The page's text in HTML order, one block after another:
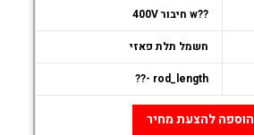
??w חיבור 400V
חשמל תלת פאזי
rod_length -??
הוספה להצעת מחיר